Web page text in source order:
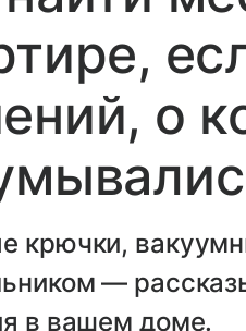
о
крючки,
—
в вашем доме.